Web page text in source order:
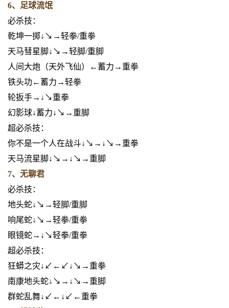
6、足球流氓
必杀技：
乾坤一掷↓↘→轻拳/重拳
天马彗星脚↓↘→轻脚/重脚
人间大炮（天外飞仙）←蓄力→重拳
铁头功←蓄力→轻拳
轮扳手→↓↘重拳
幻影球↓蓄力↓↘→重脚
超必杀技：
你不是一个人在战斗↓↘→↓↘→重拳
天马流星脚↓↘→↓↘→重脚
7、无聊君
必杀技：
地头蛇↓↘→轻脚/重脚
响尾蛇↓↘→轻拳/重拳
眼镜蛇→↓↘轻拳/重拳
超必杀技：
狂蟒之灾↓↙←↙↓↘→重拳
南康地头蛇↓↘→↓↘→重脚
群蛇乱舞↓↙←↓↙←重拳